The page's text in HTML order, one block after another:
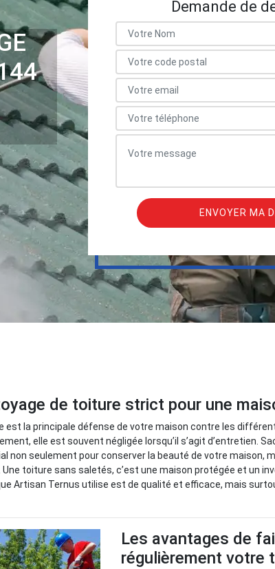
Demande de
de toiture strict pour une
est la principale défense de votre maison contre les
elle est souvent négligée lorsqu’il s’agit d’entretien.
non seulement pour conserver la beauté de votre maison,
Une toiture sans saletés, c’est une maison protégée et un
Artisan Ternus utilise est de qualité et efficace, mais
Les avantages de
régulièrement votre